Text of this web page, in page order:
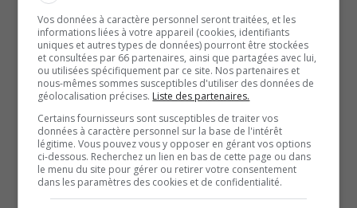
directeur général de la Fondation Santé Outaouais.
Toutefois, ce dernier est d’avis que les sommes
accordées en santé ne sont pas nécessairement
suffisantes.
D’autres annonces sur des projets plus précis devraient
être communiquées au cours des prochains jours par le
gouvernement provincial.
Voyez à ce sujet une entrevue avec la mairesse de
Gatineau, Maude Marquis-Bissonnette.
Vos données à caractère personnel seront traitées, et les
informations liées à votre appareil (cookies, identifiants
uniques et autres types de données) pourront être stockées
et consultées par 66 partenaires, ainsi que partagées avec lui,
ou utilisées spécifiquement par ce site. Nos partenaires et
nous-mêmes sommes susceptibles d'utiliser des données de
géolocalisation précises. Liste des partenaires.
Certains fournisseurs sont susceptibles de traiter vos
données à caractère personnel sur la base de l'intérêt
légitime. Vous pouvez vous y opposer en gérant vos options
ci-dessous. Recherchez un lien en bas de cette page ou dans
le menu du site pour gérer ou retirer votre consentement
dans les paramètres des cookies et de confidentialité.